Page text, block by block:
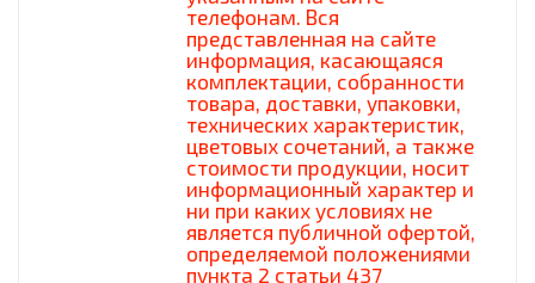
телефонам. Вся
представленная на сайте
информация, касающаяся
комплектации, собранности
товара, доставки, упаковки,
технических характеристик,
цветовых сочетаний, а также
стоимости продукции, носит
информационный характер и
ни при каких условиях не
является публичной офертой,
определяемой положениями
пункта 2 статьи 437